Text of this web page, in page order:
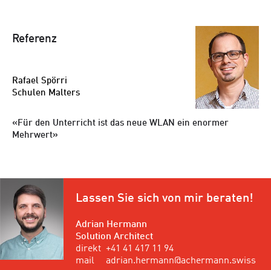
Referenz
Rafael Spörri
Schulen Malters
Für den Unterricht ist das neue WLAN ein enormer
Mehrwert
Lassen Sie sich von mir beraten!
Adrian Hermann
Solution Architect
direkt +41 41 417 11 94
mail
adrian.hermann@achermann.swiss